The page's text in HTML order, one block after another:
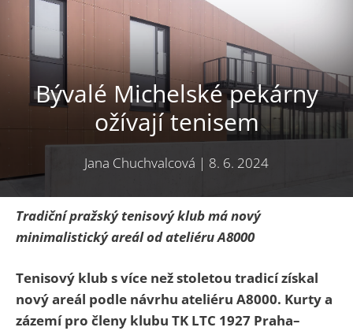
Bývalé Michelské pekárny
ožívají tenisem
Jana Chuchvalcová | 8. 6. 2024
Tradiční pražský tenisový klub má nový
minimalistický areál od ateliéru A8000
Tenisový klub s více než stoletou tradicí získal
nový areál podle návrhu ateliéru A8000. Kurty a
zázemí pro členy klubu TK LTC 1927 Praha–